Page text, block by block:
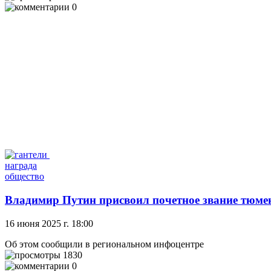
0
награда
общество
Владимир Путин присвоил почетное звание
16 июня 2025 г. 18:00
Об этом сообщили в региональном инфоцентре
1830
0